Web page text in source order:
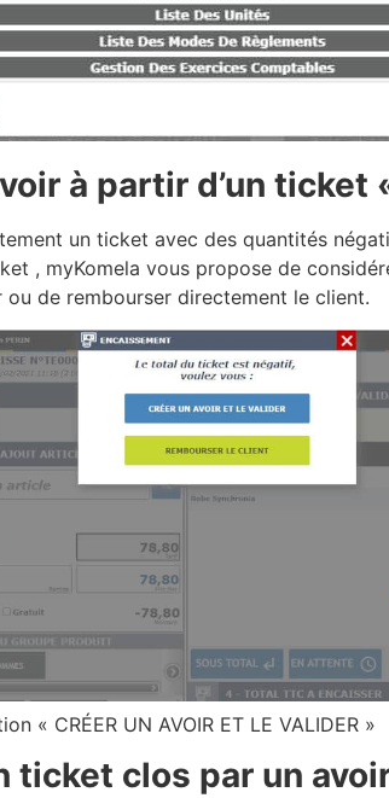
à partir d’un ticket
un ticket avec des quantités
, myKomela vous propose de
de rembourser directement le client.
« CRÉER UN AVOIR ET LE VALIDER »
ticket clos par un